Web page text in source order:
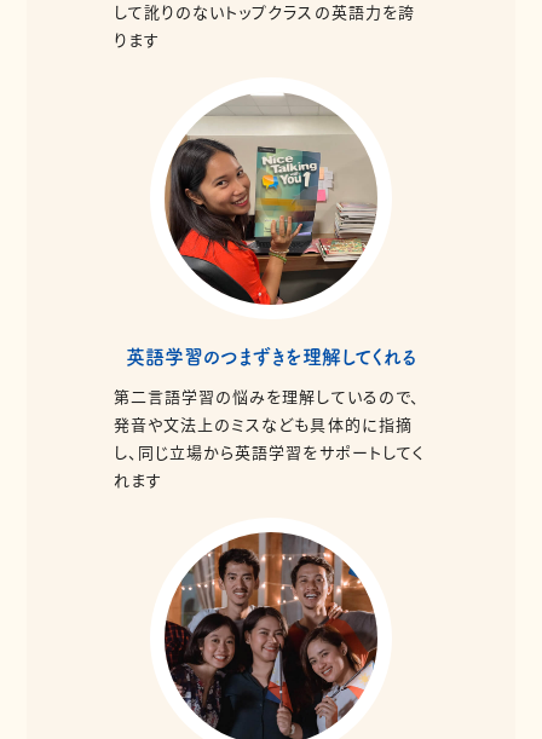
して訛りのないトップクラスの英語力を誇
ります
英語学習のつまずきを理解してくれる
第二言語学習の悩みを理解しているので、
発音や文法上のミスなども具体的に指摘
し、同じ立場から英語学習をサポートしてく
れます